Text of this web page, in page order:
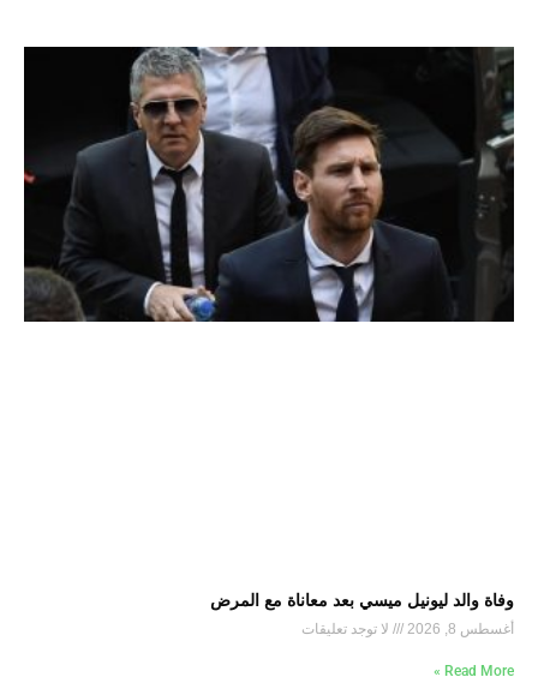
وفاة والد ليونيل ميسي بعد معاناة مع المرض
أغسطس 8, 2026 لا توجد تعليقات
Read More »